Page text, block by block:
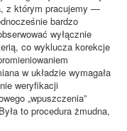
z którym pracujemy —
bardzo
wyłącznie
co wyklucza korekcje
w układzie wymagała
weryfikacji
„wpuszczenia”
to procedura żmudna,